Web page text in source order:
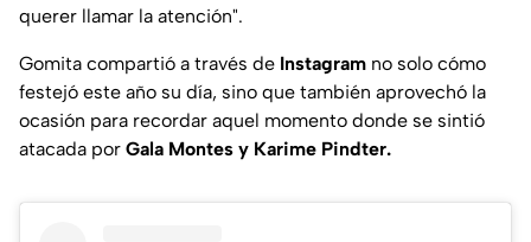
querer llamar la atención".
Gomita compartió a través de Instagram no solo cómo
festejó este año su día, sino que también aprovechó la
ocasión para recordar aquel momento donde se sintió
atacada por Gala Montes y Karime Pindter.